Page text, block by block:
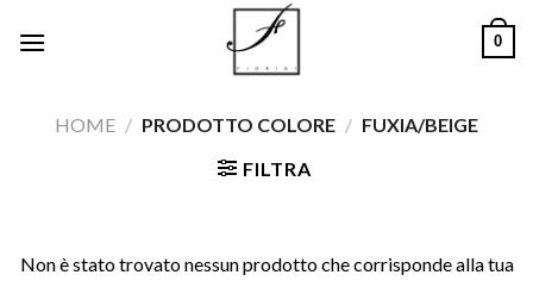
0
HOME / PRODOTTO COLORE / FUXIA/BEIGE
FILTRA
Non è stato trovato nessun prodotto che corrisponde alla tua